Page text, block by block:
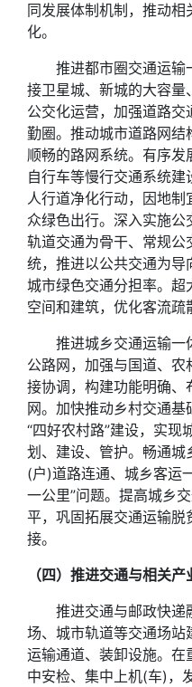
同发展体制机制，推动
化。
推进都市圈交通运输
接卫星城、新城的大容
公交化运营，加强道路交
勤圈。推动城市道路网
顺畅的路网系统。有序
自行车等慢行交通系统
人行道净化行动，因地
众绿色出行。深入实施
轨道交通为骨干、常规公
统，推进以公共交通为导
城市绿色交通分担率。
空间和建筑，优化客流疏
推进城乡交通运输一
公路网，加强与国道、
接协调，构建功能明确
网。加快推动乡村交通
“四好农村路”建设，实现
划、建设、管护。畅通
(户)道路连通、城乡客运
一公里”问题。提高城乡
平，巩固拓展交通运输
接。
（四）推进交通与相关
推进交通与邮政快递
场、城市轨道等交通场站
运输通道、装卸设施。
中安检、集中上机(车)，